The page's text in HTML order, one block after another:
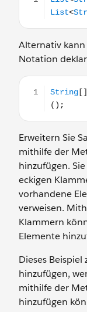
Alternativ kann
Notation
Erweitern Sie
mithilfe der
hinzufügen.
eckigen
vorhandene
verweisen.
Klammern
Elemente
Dieses
hinzufügen,
mithilfe der
hinzufügen